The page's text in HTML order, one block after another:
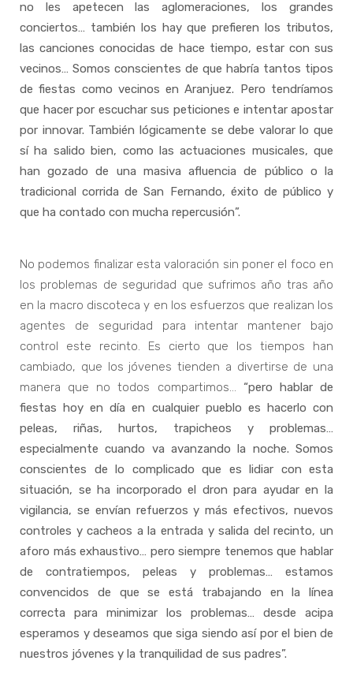
no les apetecen las aglomeraciones, los grandes
conciertos… también los hay que prefieren los tributos,
las canciones conocidas de hace tiempo, estar con sus
vecinos… Somos conscientes de que habría tantos tipos
de fiestas como vecinos en Aranjuez. Pero tendríamos
que hacer por escuchar sus peticiones e intentar apostar
por innovar. También lógicamente se debe valorar lo que
sí ha salido bien, como las actuaciones musicales, que
han gozado de una masiva afluencia de público o la
tradicional corrida de San Fernando, éxito de público y
que ha contado con mucha repercusión”.
No podemos finalizar esta valoración sin poner el foco en
los problemas de seguridad que sufrimos año tras año
en la macro discoteca y en los esfuerzos que realizan los
agentes de seguridad para intentar mantener bajo
control este recinto. Es cierto que los tiempos han
cambiado, que los jóvenes tienden a divertirse de una
manera que no todos compartimos… “pero hablar de
fiestas hoy en día en cualquier pueblo es hacerlo con
peleas, riñas, hurtos, trapicheos y problemas…
especialmente cuando va avanzando la noche. Somos
conscientes de lo complicado que es lidiar con esta
situación, se ha incorporado el dron para ayudar en la
vigilancia, se envían refuerzos y más efectivos, nuevos
controles y cacheos a la entrada y salida del recinto, un
aforo más exhaustivo… pero siempre tenemos que hablar
de contratiempos, peleas y problemas… estamos
convencidos de que se está trabajando en la línea
correcta para minimizar los problemas… desde acipa
esperamos y deseamos que siga siendo así por el bien de
nuestros jóvenes y la tranquilidad de sus padres”.